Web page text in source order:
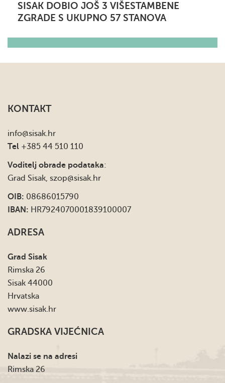
SISAK DOBIO JOŠ 3 VIŠESTAMBENE
ZGRADE S UKUPNO 57 STANOVA
KONTAKT
info@sisak.hr
Tel +385 44 510 110
Voditelj obrade podataka:
Grad Sisak, szop@sisak.hr
OIB: 08686015790
IBAN: HR7924070001839100007
ADRESA
Grad Sisak
Rimska 26
Sisak 44000
Hrvatska
www.sisak.hr
GRADSKA VIJEĆNICA
Nalazi se na adresi
Rimska 26